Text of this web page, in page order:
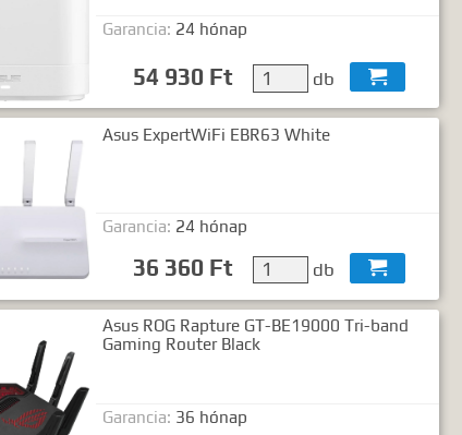
Garancia: 24 hónap
54 930 Ft db 
Asus ExpertWiFi EBR63 White
Garancia: 24 hónap
36 360 Ft db 
Asus ROG Rapture GT-BE19000 Tri-band
Gaming Router Black
Garancia: 36 hónap